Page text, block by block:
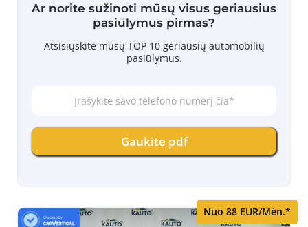
Ar norite sužinoti mūsų visus geriausius
pasiūlymus pirmas?
Atsisiųskite mūsų TOP 10 geriausių automobilių
pasiūlymus.
š
k
s
a
Gaukite pdf
Nuo 88 EUR/Mėn.*